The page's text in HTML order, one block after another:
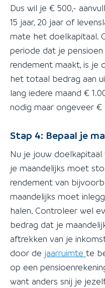
Dus wil je € 500,-
15 jaar, 20 jaar of
mate het doelkapitaal.
periode dat je
rendement maakt, is je
het totaal bedrag aan
lang iedere maand €
nodig maar ongeveer €
Stap 4: Bepaal je
Nu je jouw
je maandelijks moet
rendement van
maandelijks moet
halen. Controleer wel
bedrag dat je
aftrekken van je
door de jaarruimte te
op een
want anders snij je